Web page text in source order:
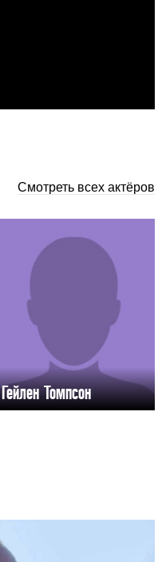
Смотреть всех актёров
Гейлен Томпсон